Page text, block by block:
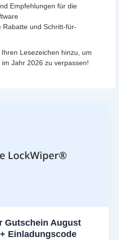
Empfehlungen für die
Rabatte und Schritt-für-
Lesezeichen hinzu, um
Jahr 2026 zu verpassen!
Gutschein August
Einladungscode